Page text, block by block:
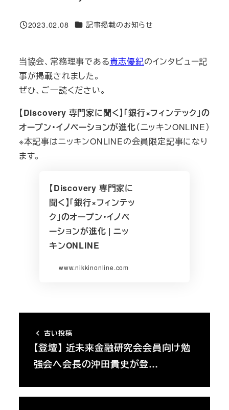
投稿日
2023.02.08 ニュースカテゴリ
記事掲載のお知らせ
当協会、常務理事である貴志優紀のインタビュー記
事が掲載されました。
ぜひ、ご一読ください。
【Discovery 専門家に聞く】「銀行×フィンテック」の
オープン・イノベーションが進化（ニッキンONLINE）
※本記事はニッキンONLINEの会員限定記事になり
ます。
【Discovery 専門家に
聞く】「銀行×フィンテッ
ク」のオープン・イノベ
ーションが進化 | ニッ
キンONLINE
www.nikkinonline.com
古い投稿
【登壇】 近未来金融研究会会員向け勉
強会へ会長の沖田貴史が登…